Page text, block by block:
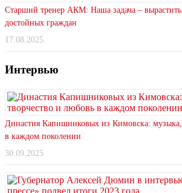
Старший тренер АКМ: Наша задача – вырастить
достойных граждан
17.08.2025
Интервью
Династия Капишниковых из Кимовска: музыка,
в каждом поколении
30.09.2025